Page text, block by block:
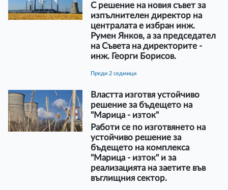
С решение на новия съвет за
изпълнителен директор на
централата е избран инж.
Румен Янков, а за председател
на Съвета на директорите -
инж. Георги Борисов.
преди 2 седмици
Властта изготвя устойчиво
решение за бъдещето на
"Марица - изток"
Работи се по изготвянето на
устойчиво решение за
бъдещето на комплекса
"Марица - изток" и за
реализацията на заетите във
въглищния сектор.